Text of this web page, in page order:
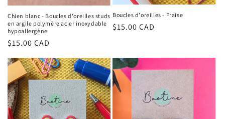
Chien blanc - Boucles d'oreilles studs
en argile polymère acier inoxydable
hypoallergène
Regular
$15.00 CAD
Boucles d'oreilles - Fraise
Regular
$15.00 CAD